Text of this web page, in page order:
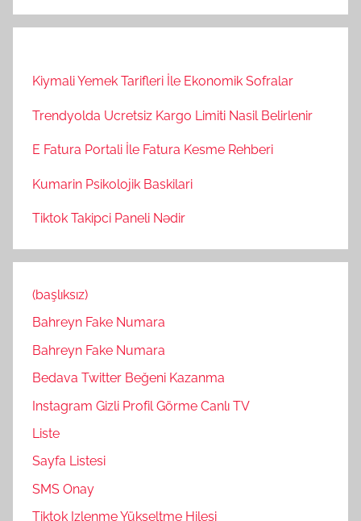
Kiymali Yemek Tarifleri İle Ekonomik Sofralar
Trendyolda Ucretsiz Kargo Limiti Nasil Belirlenir
E Fatura Portali İle Fatura Kesme Rehberi
Kumarin Psikolojik Baskilari
Tiktok Takipci Paneli Nədir
(başlıksız)
Bahreyn Fake Numara
Bahreyn Fake Numara
Bedava Twitter Beğeni Kazanma
Instagram Gizli Profil Görme Canlı TV
Liste
Sayfa Listesi
SMS Onay
Tiktok Izlenme Yükseltme Hilesi